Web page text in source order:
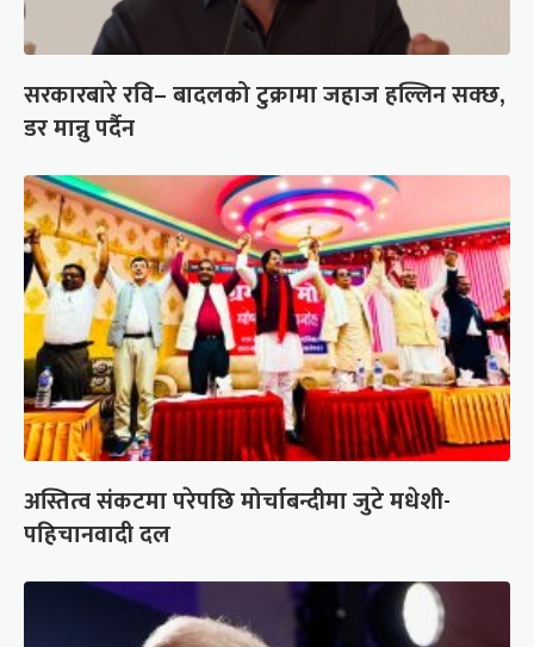
सरकारबारे रवि– बादलको टुक्रामा जहाज हल्लिन सक्छ,
डर मान्नु पर्दैन
अस्तित्व संकटमा परेपछि मोर्चाबन्दीमा जुटे मधेशी-
पहिचानवादी दल